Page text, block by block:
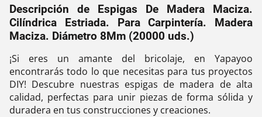
Descripción de Espigas De Madera Maciza.
Cilíndrica Estriada. Para Carpintería. Madera
Maciza. Diámetro 8Mm (20000 uds.)
¡Si eres un amante del bricolaje, en Yapayoo
encontrarás todo lo que necesitas para tus proyectos
DIY! Descubre nuestras espigas de madera de alta
calidad, perfectas para unir piezas de forma sólida y
duradera en tus construcciones y creaciones.